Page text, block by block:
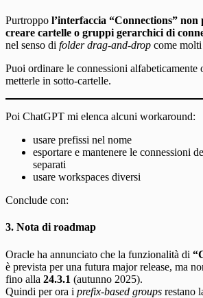
Purtroppo l’interfaccia “Connections”
creare cartelle o gruppi gerarchici di
nel senso di folder drag-and-drop come molti
Puoi ordinare le connessioni alfabeticamente
metterle in sotto-cartelle.
Poi ChatGPT mi elenca alcuni workaround:
usare prefissi nel nome
esportare e mantenere le connessioni
separati
usare workspaces diversi
Conclude con:
3. Nota di roadmap
Oracle ha annunciato che la funzionalità di
è prevista per una futura major release, ma
fino alla 24.3.1 (autunno 2025).
Quindi per ora i prefix-based groups restano